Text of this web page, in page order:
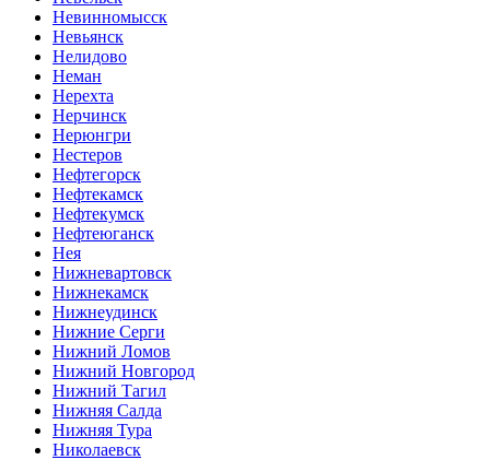
Невинномысск
Невьянск
Нелидово
Неман
Нерехта
Нерчинск
Нерюнгри
Нестеров
Нефтегорск
Нефтекамск
Нефтекумск
Нефтеюганск
Нея
Нижневартовск
Нижнекамск
Нижнеудинск
Нижние Серги
Нижний Ломов
Нижний Новгород
Нижний Тагил
Нижняя Салда
Нижняя Тура
Николаевск